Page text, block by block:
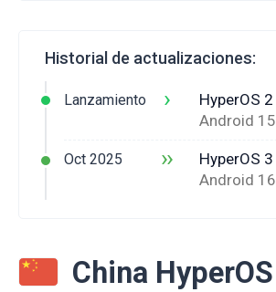
Historial de actualizaciones:
Lanzamiento ›
HyperOS 2
Android 15
Oct 2025 ››
HyperOS 3
Android 16
China HyperOS